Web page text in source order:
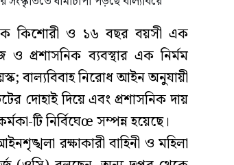
এক কিশোরী ও ১৬ বছর বয়সী এক
প্রশাসনিক ব্যবস্থার এক নির্মম
বাল্যবিবাহ নিরোধ আইন অনুযায়ী
দোহাই দিয়ে এবং প্রশাসনিক দায়
টি নির্বিঘেœ সম্পন্ন হয়েছে।
রক্ষাকারী বাহিনী ও মহিলা